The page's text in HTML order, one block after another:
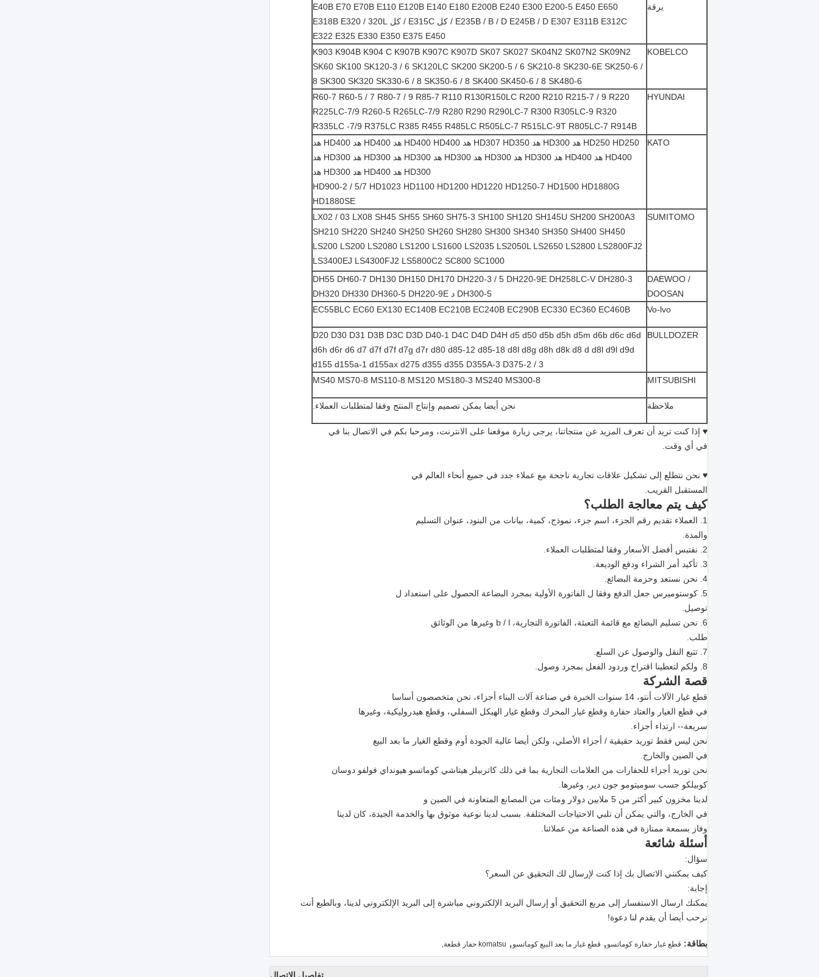
يرقة
E40B E70 E70B E110 E120B E140 E180 E200B E240 E300 E200-5 E450 E650
E235B / B / D E245B / D E307 E311B E312C / كل E315C / كل E318B E320 / 320L
E322 E325 E330 E350 E375 E450
KOBELCO
K903 K904B K904 C K907B K907C K907D SK07 SK027 SK04N2 SK07N2 SK09N2
SK60 SK100 SK120-3 / 6 SK120LC SK200 SK200-5 / 6 SK210-8 SK230-6E SK250-6 /
8 SK300 SK320 SK330-6 / 8 SK350-6 / 8 SK400 SK450-6 / 8 SK480-6
HYUNDAI
R60-7 R60-5 / 7 R80-7 / 9 R85-7 R110 R130R150LC R200 R210 R215-7 / 9 R220
R225LC-7/9 R260-5 R265LC-7/9 R280 R290 R290LC-7 R300 R305LC-9 R320
R335LC -7/9 R375LC R385 R455 R485LC R505LC-7 R515LC-9T R805LC-7 R914B
KATO
HD250 HD250 هد HD300 هد HD307 HD350 هد HD400 HD400 هد HD400 هد HD400 هد
HD400 هد HD400 هد HD300 هد HD300 هد HD300 هد HD300 هد HD300 هد HD300 هد
HD300 هد HD400 هد HD300 هد
HD900-2 / 5/7 HD1023 HD1100 HD1200 HD1220 HD1250-7 HD1500 HD1880G
HD1880SE
SUMITOMO
LX02 / 03 LX08 SH45 SH55 SH60 SH75-3 SH100 SH120 SH145U SH200 SH200A3
SH210 SH220 SH240 SH250 SH260 ​​SH280 SH300 SH340 SH350 SH400 SH450
LS200 LS200 LS2080 LS1200 LS1600 LS2035 LS2050L LS2650 LS2800 LS2800FJ2
LS3400EJ LS4300FJ2 LS5800C2 SC800 SC1000
DAEWOO /
DOOSAN
DH55 DH60-7 DH130 DH150 DH170 DH220-3 / 5 DH220-9E DH258LC-V DH280-3
DH300-5 د DH320 DH330 DH360-5 DH220-9E
Vo-lvo
EC55BLC EC60 EX130 EC140B EC210B EC240B EC290B EC330 EC360 EC460B
BULLDOZER
D20 D30 D31 D3B D3C D3D D40-1 D4C D4D D4H d5 d50 d5b d5h d5m d6b d6c d6d
d6h d6r d6 d7 d7f d7f d7g d7r d80 d85-12 d85-18 d8l d8g d8h d8k d8 d d8l d9l d9d
d155 d155a-1 d155ax d275 d355 d355 D355A-3 D375-2 / 3
MITSUBISHI
MS40 MS70-8 MS110-8 MS120 MS180-3 MS240 MS300-8
ملاحظة نحن أيضا يمكن تصميم وإنتاج المنتج وفقا لمتطلبات العملاء.
♥ إذا كنت تريد أن تعرف المزيد عن منتجاتنا، يرجى زيارة موقعنا على الانترنت، ومرحبا بكم في الاتصال بنا في
في أي وقت.
♥ نحن نتطلع إلى تشكيل علاقات تجارية ناجحة مع عملاء جدد في جميع أنحاء العالم في
المستقبل القريب.
كيف يتم معالجة الطلب؟
1. العملاء تقديم رقم الجزء، اسم جزء، نموذج، كمية، بيانات من البنود، عنوان التسليم
والمدة.
2. نقتبس أفضل الأسعار وفقا لمتطلبات العملاء.
3. تأكيد أمر الشراء ودفع الوديعة.
4. نحن نستعد وحزمة البضائع.
5. كوستوميرس جعل الدفع وفقا ل الفاتورة الأولية بمجرد البضاعة الحصول على استعداد ل
توصيل.
6. نحن تسليم البضائع مع قائمة التعبئة، الفاتورة التجارية، b / l وغيرها من الوثائق
طلب.
7. تتبع النقل والوصول عن السلع.
8. ولكم لتعطينا اقتراح وردود الفعل بمجرد وصول.
قصة الشركة
قطع غيار الآلات أنتو، 14 سنوات الخبرة في صناعة آلات البناء أجزاء، نحن متخصصون أساسا
في قطع الغيار والعتاد حفارة وقطع غيار المحرك وقطع غيار الهيكل السفلي، وقطع هيدروليكية، وغيرها
سريعة-- ارتداء أجزاء.
نحن ليس فقط توريد حقيقية / أجزاء الأصلي، ولكن أيضا عالية الجودة أوم وقطع الغيار ما بعد البيع
في الصين والخارج.
نحن توريد أجزاء للحفارات من العلامات التجارية بما في ذلك كاتربيلر هيتاشي كوماتسو هيونداي فولفو دوسان
كوبيلكو جسب سوميتومو جون دير، وغيرها.
لدينا مخزون كبير أكثر من 5 ملايين دولار ومئات من المصانع المتعاونة في الصين و
في الخارج، والتي يمكن أن تلبي الاحتياجات المختلفة. بسبب لدينا نوعية موثوق بها والخدمة الجيدة، كان لدينا
وفاز بسمعة ممتازة في هذه الصناعة من عملائنا.
أسئلة شائعة
سؤال:
كيف يمكنني الاتصال بك إذا كنت لإرسال لك التحقيق عن السعر؟
إجابة:
يمكنك ارسال الاستفسار إلى مربع التحقيق أو إرسال البريد الإلكتروني مباشرة إلى البريد الإلكتروني لدينا، وبالطبع أنت
نرحب أيضا أن يقدم لنا دعوة!
بطاقة: قطع غيار حفارة كوماتسو , قطع غيار ما بعد البيع كوماتسو , komatsu حفار قطعة,
تفاصيل الاتصال